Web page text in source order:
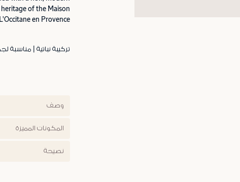
of the Maison
L'Occitane en Provence.
تركيبة نباتية | مناسبة
وصف
المكونات المميزة
نصيحة